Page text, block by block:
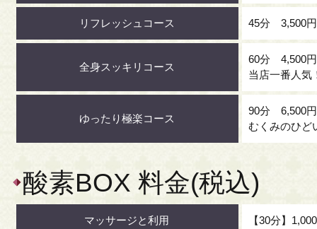
リフレッシュコース 45分 3,500円
全身スッキリコース
60分 4,500円
当店一番人気
ゆったり極楽コース
90分 6,500円
むくみのひど
酸素BOX 料金(税込)
マッサージと利用 【30分】